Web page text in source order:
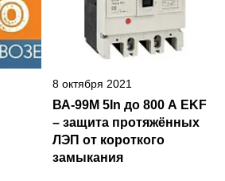
8 октября 2021
ВА-99М 5In до 800 А EKF
– защита протяжённых
ЛЭП от короткого
замыкания